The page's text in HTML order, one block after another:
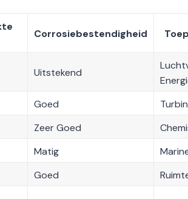
Corrosiebestendigheid
Uitstekend
Goed
Zeer Goed
Matig
Goed